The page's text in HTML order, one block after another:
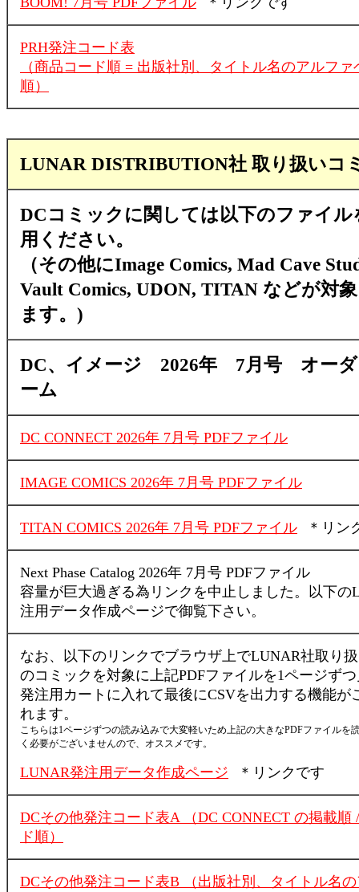
PRH発注コード表
（商品コード順 = 出版社別、タイトル名のアルファ
順）
LUNAR DISTRIBUTION社 取り扱いコ
DCコミックに関しては以下のファイル
用ください。
（その他にImage Comics, Mad Cave
Vault Comics, UDON, TITAN などが対
ます。)
DC、イメージ 2026年 7月号 オーダ
ーム
DC CONNECT 2026年 7月号 PDFファイル
IMAGE COMICS 2026年 7月号 PDFファイル
TITAN COMICS 2026年 7月号 PDFファイル ＊リン
Next Phase Catalog 2026年 7月号 PDFファイル
容量が巨大過ぎる為リンクを中止しました。以下の
注用データ作成ページで御覧下さい。
なお、以下のリンクでブラウザ上でLUNAR社取り
のコミックを対象に上記PDFファイルを1ページず
発注用カートに入れて最後にCSVを出力する機能が
れます。
こちらは1ページずつの読み込みで大変軽いため上記の大きなPDFファイルを
く必要がございませんので、オススメです。
LUNAR発注用データ作成ページ ＊リンクです
DCその他発注コード表A （DC CONNECT の掲載順
ド順）
DCその他発注コード表B （出版社別、タイトル名